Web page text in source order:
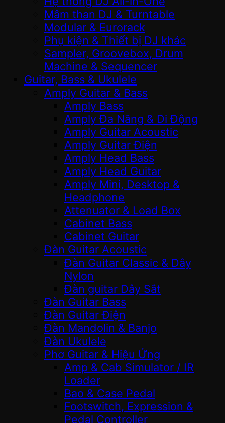
Mâm than DJ & Turntable
Modular & Eurorack
Phụ kiện & Thiết bị DJ khác
Sampler, Groovebox, Drum
Machine & Sequencer
Guitar, Bass & Ukulele
Amply Guitar & Bass
Amply Bass
Amply Đa Năng & Di Động
Amply Guitar Acoustic
Amply Guitar Điện
Amply Head Bass
Amply Head Guitar
Amply Mini, Desktop &
Headphone
Attenuator & Load Box
Cabinet Bass
Cabinet Guitar
Đàn Guitar Acoustic
Đàn Guitar Classic & Dây
Nylon
Đàn guitar Dây Sắt
Đàn Guitar Bass
Đàn Guitar Điện
Đàn Mandolin & Banjo
Đàn Ukulele
Phơ Guitar & Hiệu Ứng
Amp & Cab Simulator / IR
Loader
Bao & Case Pedal
Footswitch, Expression &
Pedal Controller